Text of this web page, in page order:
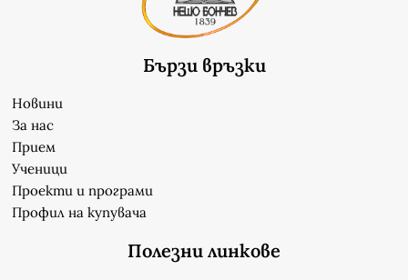
Бързи връзки
Новини
За нас
Прием
Ученици
Проекти и програми
Профил на купувача
Полезни линкове